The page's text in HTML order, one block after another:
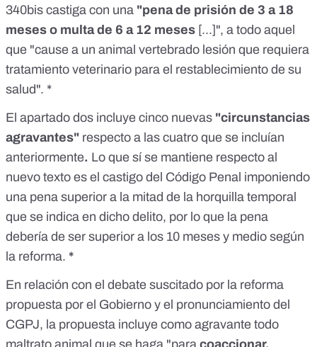
340bis castiga con una "pena de prisión de 3 a 18
meses o multa de 6 a 12 meses [...]", a todo aquel
que "cause a un animal vertebrado lesión que requiera
tratamiento veterinario para el restablecimiento de su
salud". *
El apartado dos incluye cinco nuevas "circunstancias
agravantes" respecto a las cuatro que se incluían
anteriormente. Lo que síse mantiene respecto al
nuevo texto es el castigo del Código Penal imponiendo
una pena superior a la mitad de la horquilla temporal
que se indica en dicho delito, por lo que la pena
debería de ser superior a los 10 meses y medio según
la reforma. *
En relación con el debate suscitado por la reforma
propuesta por el Gobierno y el pronunciamiento del
CGPJ, la propuesta incluye como agravante todo
maltrato animal que se haga "para coaccionar,